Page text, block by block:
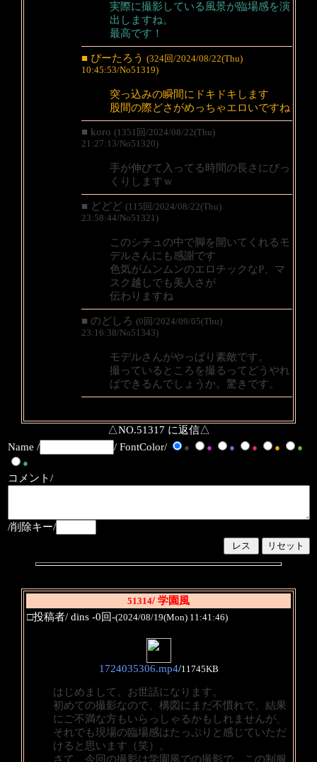
実際に撮影している風景が臨場感を演
出しますね。
最高です！
■ ぴーたろう (324回/2024/08/22(Thu)
10:45:53/No51319)
突っ込みの瞬間にドキドキします
股間の際どさがめっちゃエロいですね
■ koro (1351回/2024/08/22(Thu)
21:27:13/No51320)
手が伸びて入ってる時間の長さにびっ
くりしますｗ
■ どどど (115回/2024/08/22(Thu)
23:58:44/No51321)
このシチュの中で脚を開いてくれるモ
デルさんにも感謝です
色気がムンムンのエロチックなP、マ
スク越しでも美人さが
伝わりますね
■ のどしろ (0回/2024/09/05(Thu)
23:16:38/No51343)
モデルさんがやっぱり素敵です。
撮っているところを撮るってどうやれ
ばできるんでしょうか。驚きです。
△NO.51317 に返信△
Name /
/ FontColor/ ● ● ● ● ●
●
●
コメント/
/削除キー/
51314/ 学園風
□投稿者/ dins -0回-(2024/08/19(Mon) 11:41:46)
1724035306.mp4/11745KB
はじめまして。お世話になります。
初めての撮影なので、構図にまだ不慣れで、結果
にご不満な方もいらっしゃるかもしれませんが、
それでも現場の臨場感はたっぷりと感じていただ
けると思います（笑）。
さて、今回の撮影は学園風での撮影で、この制服